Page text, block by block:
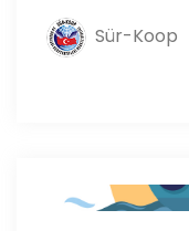
Sür-Koop